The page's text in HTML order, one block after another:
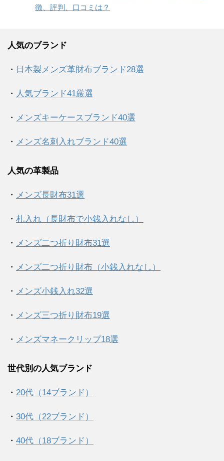
徴、評判、口コミは？
人気のブランド
・ 日本製メンズ革財布ブランド28選
・ 人気ブランド41厳選
・ メンズキーケースブランド40選
・ メンズ名刺入れブランド40選
人気の革製品
・ メンズ長財布31選
・ 札入れ（長財布で小銭入れなし）
・ メンズ二つ折り財布31選
・ メンズ二つ折り財布（小銭入れなし）
・ メンズ小銭入れ32選
・ メンズ三つ折り財布19選
・ メンズマネークリップ18選
世代別の人気ブランド
・ 20代（14ブランド）
・ 30代（22ブランド）
・ 40代（18ブランド）